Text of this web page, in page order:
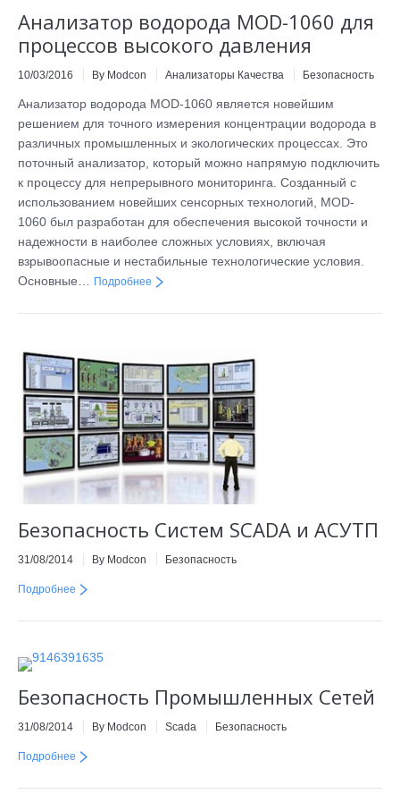
Анализатор водорода MOD-1060 для
процессов высокого давления
10/03/2016 By Modcon Анализаторы Качества Безопасность
Aнализатор водородa MOD-1060 является новейшим
решением для точного измерения концентрации водорода в
различных промышленных и экологических процессах. Это
поточный анализатор, который можно напрямую подключить
к процессу для непрерывного мониторинга. Созданный с
использованием новейших сенсорных технологий, MOD-
1060 был разработан для обеспечения высокой точности и
надежности в наиболее сложных условиях, включая
взрывоопасные и нестабильные технологические условия.
Основные…
Подробнее
Безопасность Систем SCADA и АСУТП
31/08/2014 By Modcon Безопасность
Подробнее
Безопасность Промышленных Сетей
31/08/2014 By Modcon Scada Безопасность
Подробнее